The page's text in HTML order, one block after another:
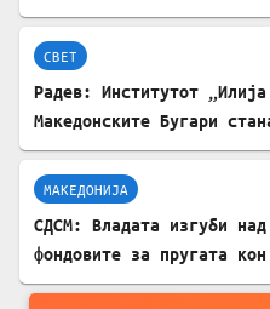
СВЕТ
Радев: Институтот
Македонските Бугари
МАКЕДОНИЈА
СДСМ: Владата изгуби
фондовите за пругата